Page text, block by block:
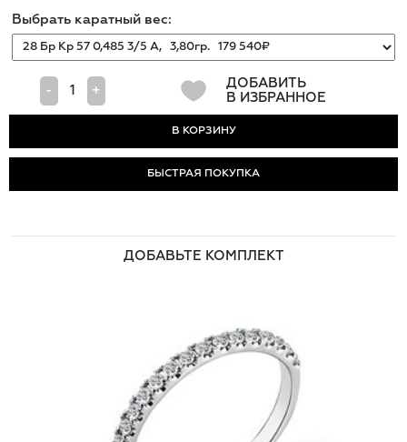
Выбрать каратный вес:
- +
ДОБАВИТЬ
В ИЗБРАННОЕ
БЫСТРАЯ ПОКУПКА
ДОБАВЬТЕ КОМПЛЕКТ